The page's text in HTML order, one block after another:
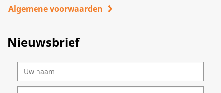
Algemene voorwaarden
Nieuwsbrief